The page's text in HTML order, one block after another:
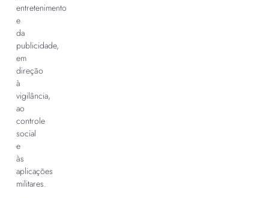
entretenimento
e
da
publicidade,
em
direção
à
vigilância,
ao
controle
social
e
às
aplicações
militares.